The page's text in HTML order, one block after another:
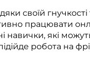
своїй
працювати
навички, які
робота на